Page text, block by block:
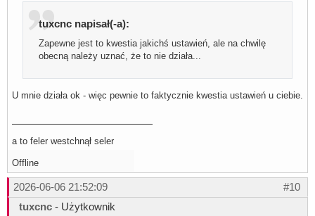
tuxcnc napisał(-a):
Zapewne jest to kwestia jakichś ustawień, ale na chwilę
obecną należy uznać, że to nie działa...
U mnie działa ok - więc pewnie to faktycznie kwestia ustawień u ciebie.
a to feler westchnął seler
Offline
#10
2026-06-06 21:52:09
tuxcnc - Użytkownik